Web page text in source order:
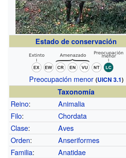
Estado de conservación
Preocupación menor (UICN 3.1)
Taxonomía
Reino:
Animalia
Filo:
Chordata
Clase:
Aves
Orden:
Anseriformes
Familia:
Anatidae